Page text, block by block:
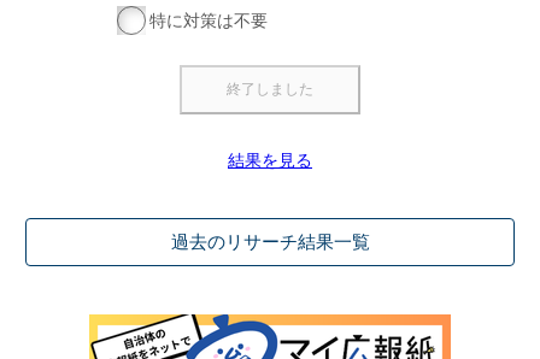
特に対策は不要
結果を見る
過去のリサーチ結果一覧